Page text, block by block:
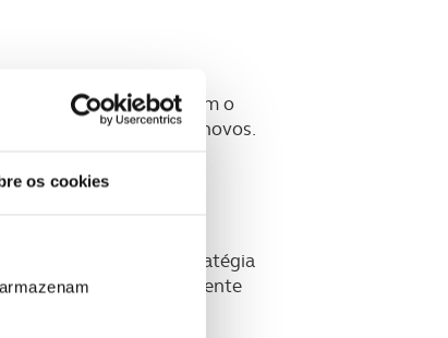
os cookies
de juros do
possível, de acordo com o
transmitida aos mais novos.
crescer.
gerar. Defina uma estratégia
que não estão diretamente